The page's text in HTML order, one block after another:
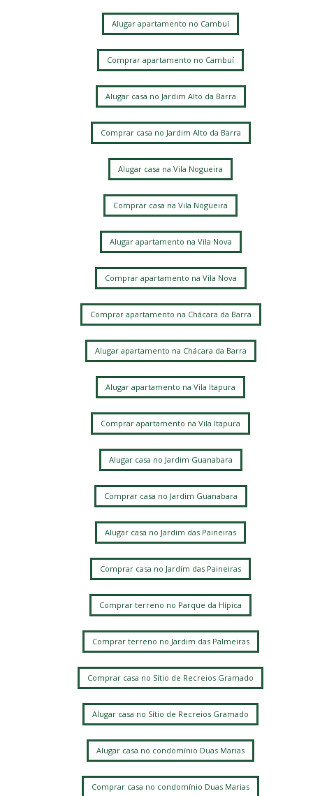
Alugar apartamento no Cambuí
Comprar apartamento no Cambuí
Alugar casa no Jardim Alto da Barra
Comprar casa no Jardim Alto da Barra
Alugar casa na Vila Nogueira
Comprar casa na Vila Nogueira
Alugar apartamento na Vila Nova
Comprar apartamento na Vila Nova
Comprar apartamento na Chácara da Barra
Alugar apartamento na Chácara da Barra
Alugar apartamento na Vila Itapura
Comprar apartamento na Vila Itapura
Alugar casa no Jardim Guanabara
Comprar casa no Jardim Guanabara
Alugar casa no Jardim das Paineiras
Comprar casa no Jardim das Paineiras
Comprar terreno no Parque da Hípica
Comprar terreno no Jardim das Palmeiras
Comprar casa no Sítio de Recreios Gramado
Alugar casa no Sítio de Recreios Gramado
Alugar casa no condomínio Duas Marias
Comprar casa no condomínio Duas Marias